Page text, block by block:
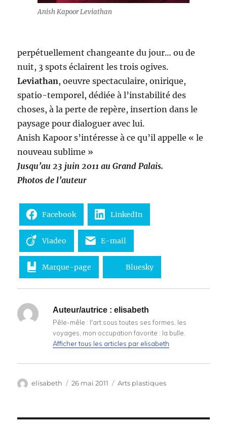
Anish Kapoor Leviathan
perpétuellement changeante du jour… ou de
nuit, 3 spots éclairent les trois ogives.
Leviathan, oeuvre spectaculaire, onirique,
spatio-temporel, dédiée à l’instabilité des
choses, à la perte de repère, insertion dans le
paysage pour dialoguer avec lui.
Anish Kapoor s’intéresse à ce qu’il appelle « le
nouveau sublime »
Jusqu’au 23 juin 2011 au Grand Palais.
Photos de l’auteur
Facebook LinkedIn
Viadeo E-mail
Marque-page Bluesky
Auteur/autrice : elisabeth
Pêle-mêle : l'art sous toutes ses formes, les
voyages, mon occupation favorite : la bulle.
Afficher tous les articles par elisabeth
Auteur
elisabeth
Publié
26 mai 2011 Catégories
Arts plastiques